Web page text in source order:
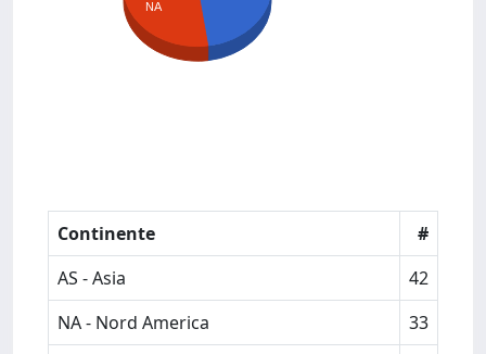
NA
Continente
#
AS - Asia
42
NA - Nord America
33